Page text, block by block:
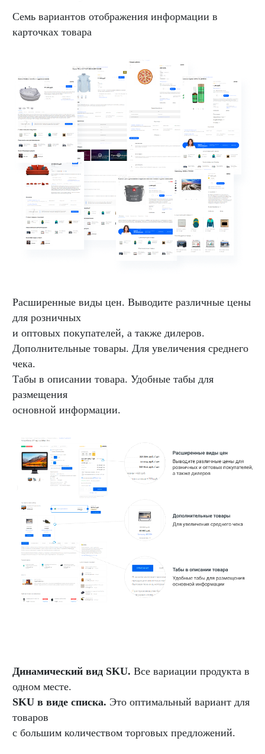
Семь вариантов отображения информации в
карточках товара
Расширенные виды цен. Выводите различные цены
для розничных
и оптовых покупателей, а также дилеров.
Дополнительные товары. Для увеличения среднего
чека.
Табы в описании товара. Удобные табы для
размещения
основной информации.
Динамический вид SKU. Все вариации продукта в
одном месте.
SKU в виде списка. Это оптимальный вариант для
товаров
с большим количеством торговых предложений.